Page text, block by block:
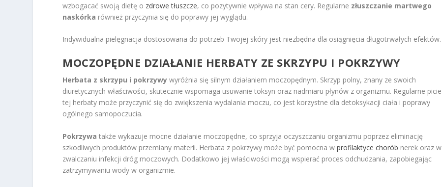
wzbogacać swoją dietę o zdrowe tłuszcze, co pozytywnie wpływa na stan cery. Regularne złuszczanie martwego
naskórka również przyczynia się do poprawy jej wyglądu.
Indywidualna pielęgnacja dostosowana do potrzeb Twojej skóry jest niezbędna dla osiągnięcia długotrwałych efektów.
MOCZOPĘDNE DZIAŁANIE HERBATY ZE SKRZYPU I POKRZYWY
Herbata z skrzypu i pokrzywy wyróżnia się silnym działaniem moczopędnym. Skrzyp polny, znany ze swoich
diuretycznych właściwości, skutecznie wspomaga usuwanie toksyn oraz nadmiaru płynów z organizmu. Regularne picie
tej herbaty może przyczynić się do zwiększenia wydalania moczu, co jest korzystne dla detoksykacji ciała i poprawy
ogólnego samopoczucia.
Pokrzywa także wykazuje mocne działanie moczopędne, co sprzyja oczyszczaniu organizmu poprzez eliminację
szkodliwych produktów przemiany materii. Herbata z pokrzywy może być pomocna wprofilaktyce chorób nerek oraz w
zwalczaniu infekcji dróg moczowych. Dodatkowo jej właściwości mogą wspierać proces odchudzania, zapobiegając
zatrzymywaniu wody w organizmie.